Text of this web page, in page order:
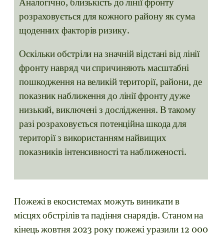
Аналогічно, близькість до лінії фронту
розраховується для кожного району як сума
щоденних факторів ризику.
Оскільки обстріли на значній відстані від лінії
фронту навряд чи спричиняють масштабні
пошкодження на великій території, райони, де
показник наближення до лінії фронту дуже
низький, виключені з дослідження. В такому
разі розраховується потенційна шкода для
території з використанням найвищих
показників інтенсивності та наближеності.
Пожежі в екосистемах можуть виникати в
місцях обстрілів та падіння снарядів. Станом на
кінець жовтня 2023 року пожежі уразили 12 000